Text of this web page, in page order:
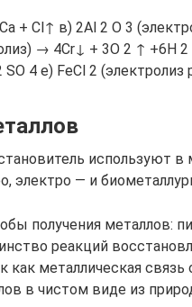
+ Cl↑ в) 2Al 2 O 3
→ 4Cr↓ + 3O 2 ↑ +6H 2
4 е) FeCl 2
используют в
электро — и
получения металлов:
реакций
как металлическая
в чистом виде из